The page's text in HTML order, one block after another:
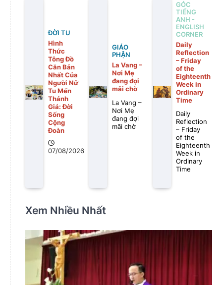
ĐỜI TU
Hình
Thức
Tông Đồ
Căn Bản
Nhất Của
Người Nữ
Tu Mến
Thánh
Giá: Đời
Sống
Cộng
Đoàn
07/08/2026
GIÁO
PHẬN
La Vang –
Nơi Mẹ
đang đợi
mãi chờ
La Vang –
Nơi Mẹ
đang đợi
mãi chờ
GÓC
TIẾNG
ANH -
ENGLISH
CORNER
Daily
Reflection
– Friday
of the
Eighteenth
Week in
Ordinary
Time
Daily
Reflection
– Friday
of the
Eighteenth
Week in
Ordinary
Time
Xem Nhiều Nhất